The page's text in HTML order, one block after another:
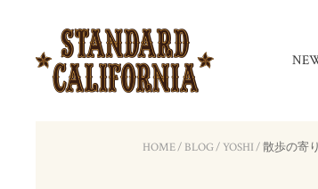
HOME/ BLOG/YOSHI/散歩の寄